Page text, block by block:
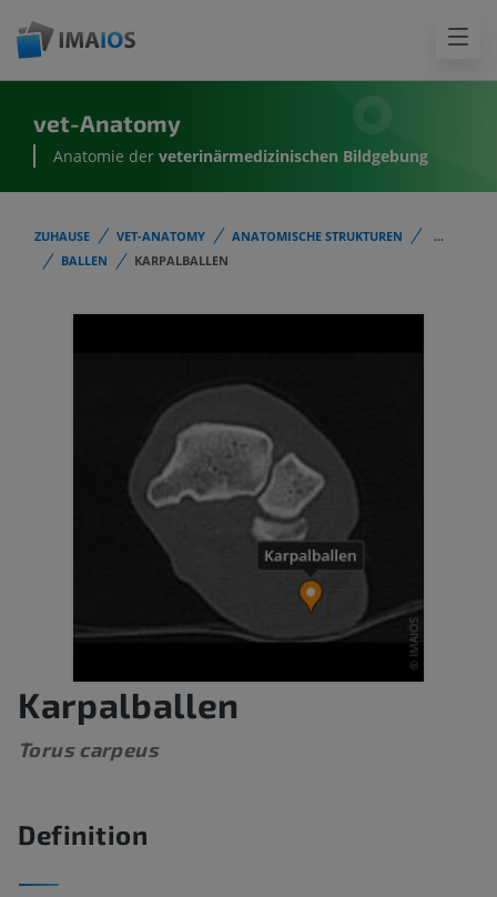
vet-Anatomy
Anatomie der veterinärmedizinischen Bildgebung
ZUHAUSE VET-ANATOMY ANATOMISCHE STRUKTUREN
...
BALLEN
KARPALBALLEN
Karpalballen
Torus carpeus
Definition